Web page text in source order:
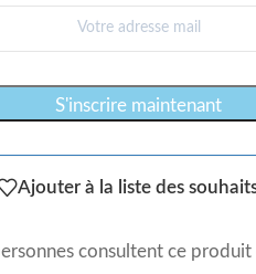
S'inscrire maintenant
Ajouter à la liste des
consultent ce